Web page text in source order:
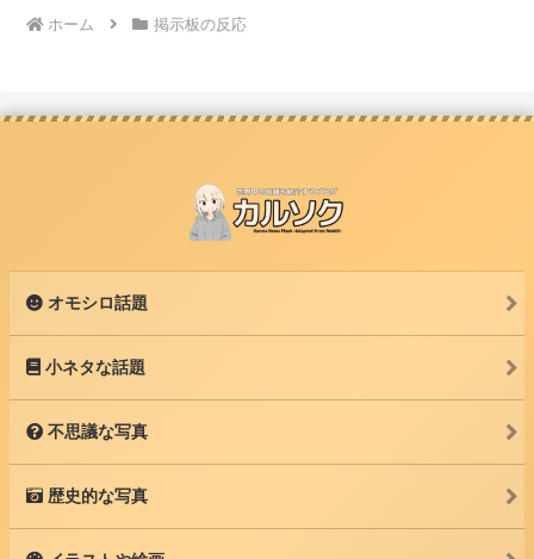
ホーム 掲示板の反応
オモシロ話題
小ネタな話題
不思議な写真
歴史的な写真